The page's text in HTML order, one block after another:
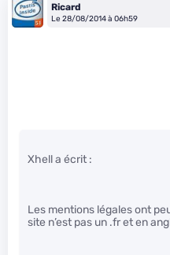
Ricard
Le 28/08/2014 à 06h59
Xhell a écrit :
Les mentions légales ont
site n’est pas un .fr et en